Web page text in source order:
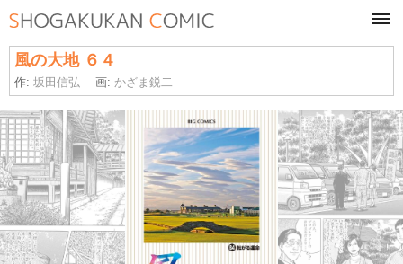
風の大地 ６４
作:坂田信弘 画: かざま鋭二